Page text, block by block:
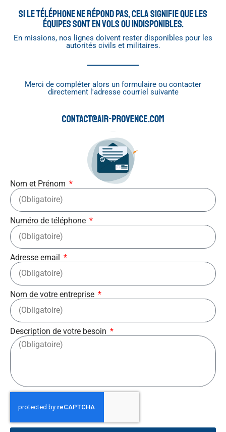
Si le téléphone ne répond pas, cela signifie que les
équipes sont en vols ou indisponibles.
En missions, nos lignes doivent rester disponibles pour les
autorités civils et militaires.
Merci de compléter alors un formulaire ou contacter
directement l'adresse courriel suivante
Nom et Prénom
Numéro de téléphone
Adresse email
Nom de votre entreprise
Description de votre besoin